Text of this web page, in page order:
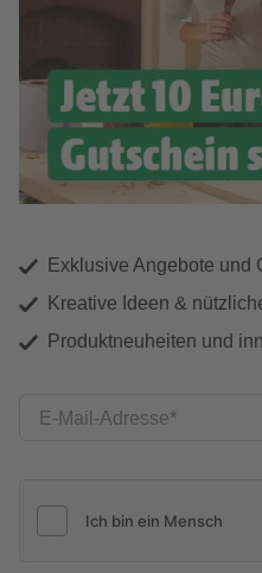
Exklusive Angebote und
Kreative Ideen &
Produktneuheiten und
E-Mail-Adresse